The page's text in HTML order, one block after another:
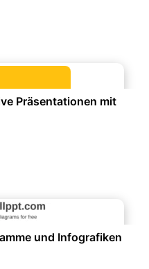
Präsentationen mit
und Infografiken